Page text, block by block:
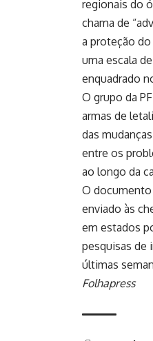
regionais do
chama de
a proteção
uma escala
enquadrado
O grupo da
armas de
das
entre os
ao longo da
O
enviado às
em estados
pesquisas de
últimas
Folhapress